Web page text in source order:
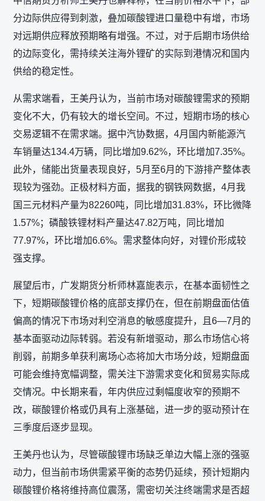
分边际供应得到刺激，叠加碳酸锂进口量稳中有增，市场
对远期供应释放预期略有增强。不过，对于后期市场供给
的边际变化，需持续关注海外锂矿的实际到港情况和国内
供给的稳定性。
从需求端看，王美丹认为，当前市场对碳酸锂需求的预期
变化不大，仍有较大的增长空间。不过，短期市场的核心
交易逻辑不在需求端。据中汽协数据，4月国内新能源汽
车销量达134.4万辆，同比增加9.62%，环比增加7.35%。
此外，储能出货量表现良好，5月至6月的下游排产整体表
现较为强劲。正极材料方面，据我的钢铁网数据，4月我
国三元材料产量为82260吨，同比增加31.83%，环比微降
1.57%；磷酸铁锂材料产量达47.82万吨，同比增加
77.97%，环比增加6.6%。需求整体向好，对锂价形成较
强支撑。
展望后市，广发期货分析师林嘉旎表示，在基本面韧性之
下，短期碳酸锂价格的底部支撑仍在，但在前期盘面估值
偏高的情况下市场对利空消息的敏感度提升，且6—7月的
基本面驱动边际转弱。若没有新增驱动，那么市场信心将
削弱，前期多单获利离场心态将加大市场分歧，短期盘面
可能会维持宽幅调整，需关注下游需求变化和贸易实际成
交情况。中长期来看，年内供应过剩幅度收窄的预期不
改，碳酸锂价格或仍具有上涨基础，进一步的驱动预计在
三季度后逐步显现。
王美丹也认为，尽管碳酸锂市场缺乏单边大幅上涨的强驱
动力，但当前市场供需紧平衡的态势仍延续，预计短期内
碳酸锂价格将维持高位震荡，需密切关注终端需求是否超